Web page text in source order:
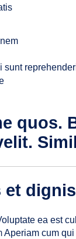
sunt
quos.
ea est
Aperiam cum